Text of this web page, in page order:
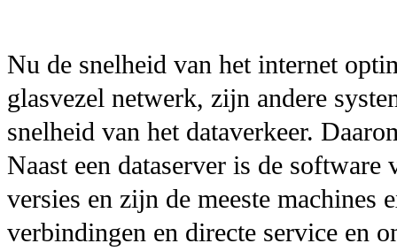
Nu de snelheid van het internet
glasvezel netwerk, zijn andere
snelheid van het dataverkeer.
Naast een dataserver is de
versies en zijn de meeste machines
verbindingen en directe service en